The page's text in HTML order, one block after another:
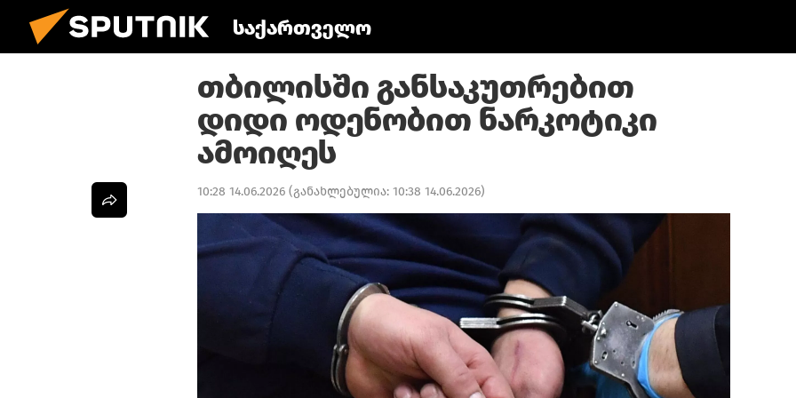
საქართველო
თბილისში განსაკუთრებით
დიდი ოდენობით ნარკოტიკი
ამოიღეს
10:28 14.06.2026 (განახლებულია: 10:38 14.06.2026)